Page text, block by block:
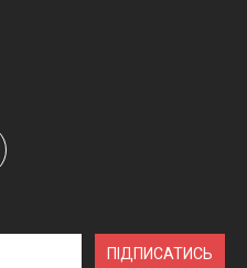
ПІДПИСАТИСЬ